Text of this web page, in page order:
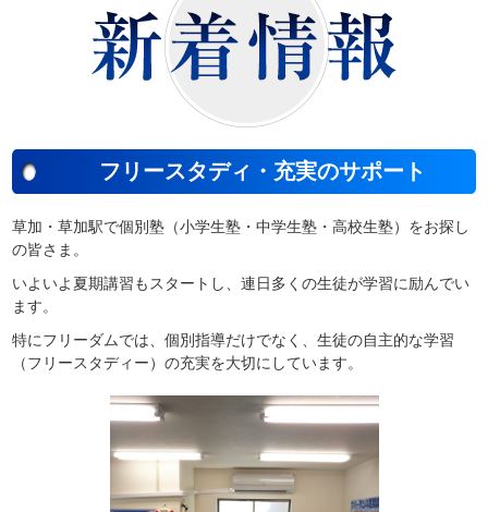
フリースタディ・充実のサポート
草加・草加駅で個別塾（小学生塾・中学生塾・高校生塾）をお探し
の皆さま。
いよいよ夏期講習もスタートし、連日多くの生徒が学習に励んでい
ます。
特にフリーダムでは、個別指導だけでなく、生徒の自主的な学習
（フリースタディー）の充実を大切にしています。